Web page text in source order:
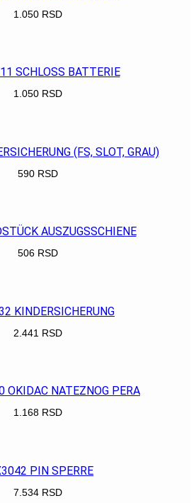
1.050 RSD
SCHLOSS BATTERIE
1.050 RSD
(FS, SLOT, GRAU)
590 RSD
AUSZUGSSCHIENE
506 RSD
KINDERSICHERUNG
2.441 RSD
OKIDAC NATEZNOG PERA
1.168 RSD
PIN SPERRE
7.534 RSD